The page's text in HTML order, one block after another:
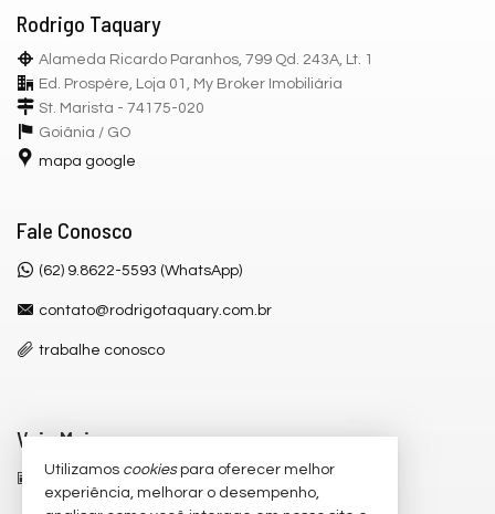
Rodrigo Taquary
Alameda Ricardo Paranhos, 799 Qd. 243A, Lt. 1
Ed. Prospère, Loja 01, My Broker Imobiliária
St. Marista - 74175-020
Goiânia / GO
mapa google
Fale Conosco
(62) 9.8622-5593 (WhatsApp)
contato@rodrigotaquary.com.br
trabalhe conosco
Veja Mais
receba nosso newsletter
Utilizamos cookiespara oferecer melhor
experiência, melhorar o desempenho,